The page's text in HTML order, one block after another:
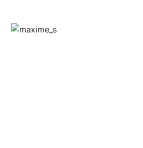
Anthony @food_is_my_bestff